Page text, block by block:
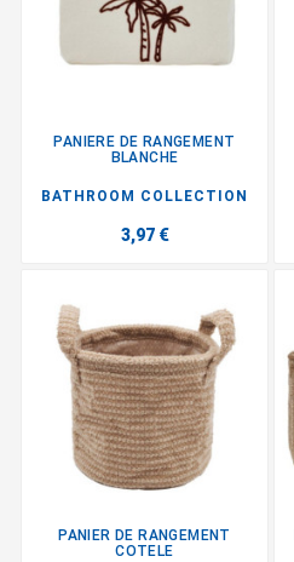
PANIERE DE RANGEMENT
BLANCHE
BATHROOM COLLECTION
3,97 €
PANIER DE RANGEMENT
COTELE